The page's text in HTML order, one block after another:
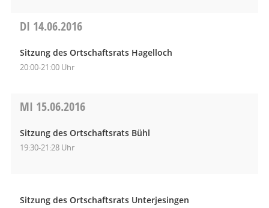
DI 14.06.2016
Sitzung des Ortschaftsrats Hagelloch
20:00-21:00 Uhr
MI 15.06.2016
Sitzung des Ortschaftsrats Bühl
19:30-21:28 Uhr
Sitzung des Ortschaftsrats Unterjesingen